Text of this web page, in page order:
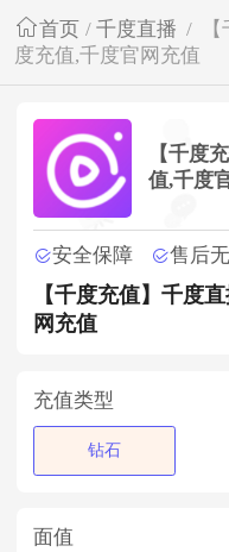
首页 / 千度直播 /
度充值,千度官网充值
【千度
值,千度
安全保障 售后
【千度充值】千度
网充值
充值类型
钻石
面值